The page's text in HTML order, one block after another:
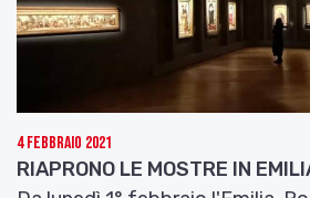
4 Febbraio 2021
RIAPRONO LE MOSTRE IN